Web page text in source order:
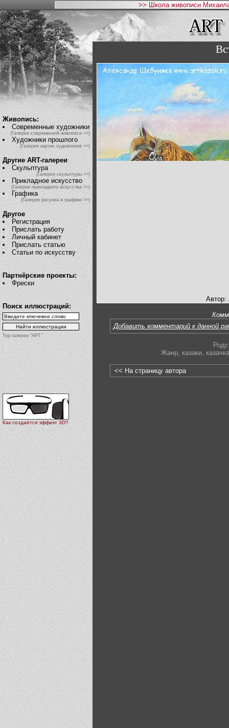
>> Школа живописи
Живопись:
Современные художники
(Галерея современной живописи >>)
Художники прошлого
(Галерея картин художников >>)
Другие ART-галереи
Скульптура
(Галерея скульптуры >>)
Прикладное искусство
(Галерея прикладного искусства >>)
Графика
(Галерея рисунка и графики >>)
Другое
Регистрация
Прислать работу
Личный кабинет
Прислать статью
Статьи по искусству
Партнёрские проекты:
Фрески
Поиск иллюстраций:
Top галереи "АРТ"
Как создаётся эффект 3D?
Автор:
Добавить комментарий к данной
Жанр, казаки, казачка
<< На страницу автора